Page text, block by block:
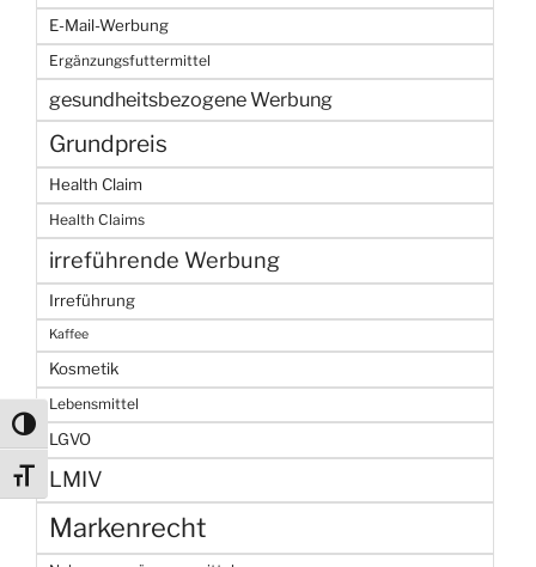
Umschalten auf hohe Kontraste
Schrift vergrößern
E-Mail-Werbung
Ergänzungsfuttermittel
gesundheitsbezogene Werbung
Grundpreis
Health Claim
Health Claims
irreführende Werbung
Irreführung
Kaffee
Kosmetik
Lebensmittel
LGVO
LMIV
Markenrecht